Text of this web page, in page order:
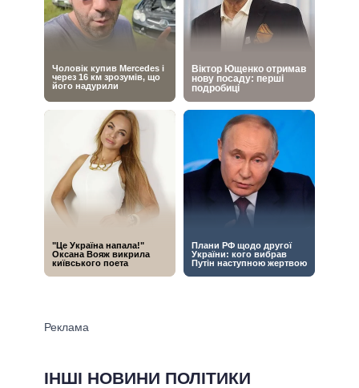
ІНШІ НОВИНИ ПОЛІТИКИ